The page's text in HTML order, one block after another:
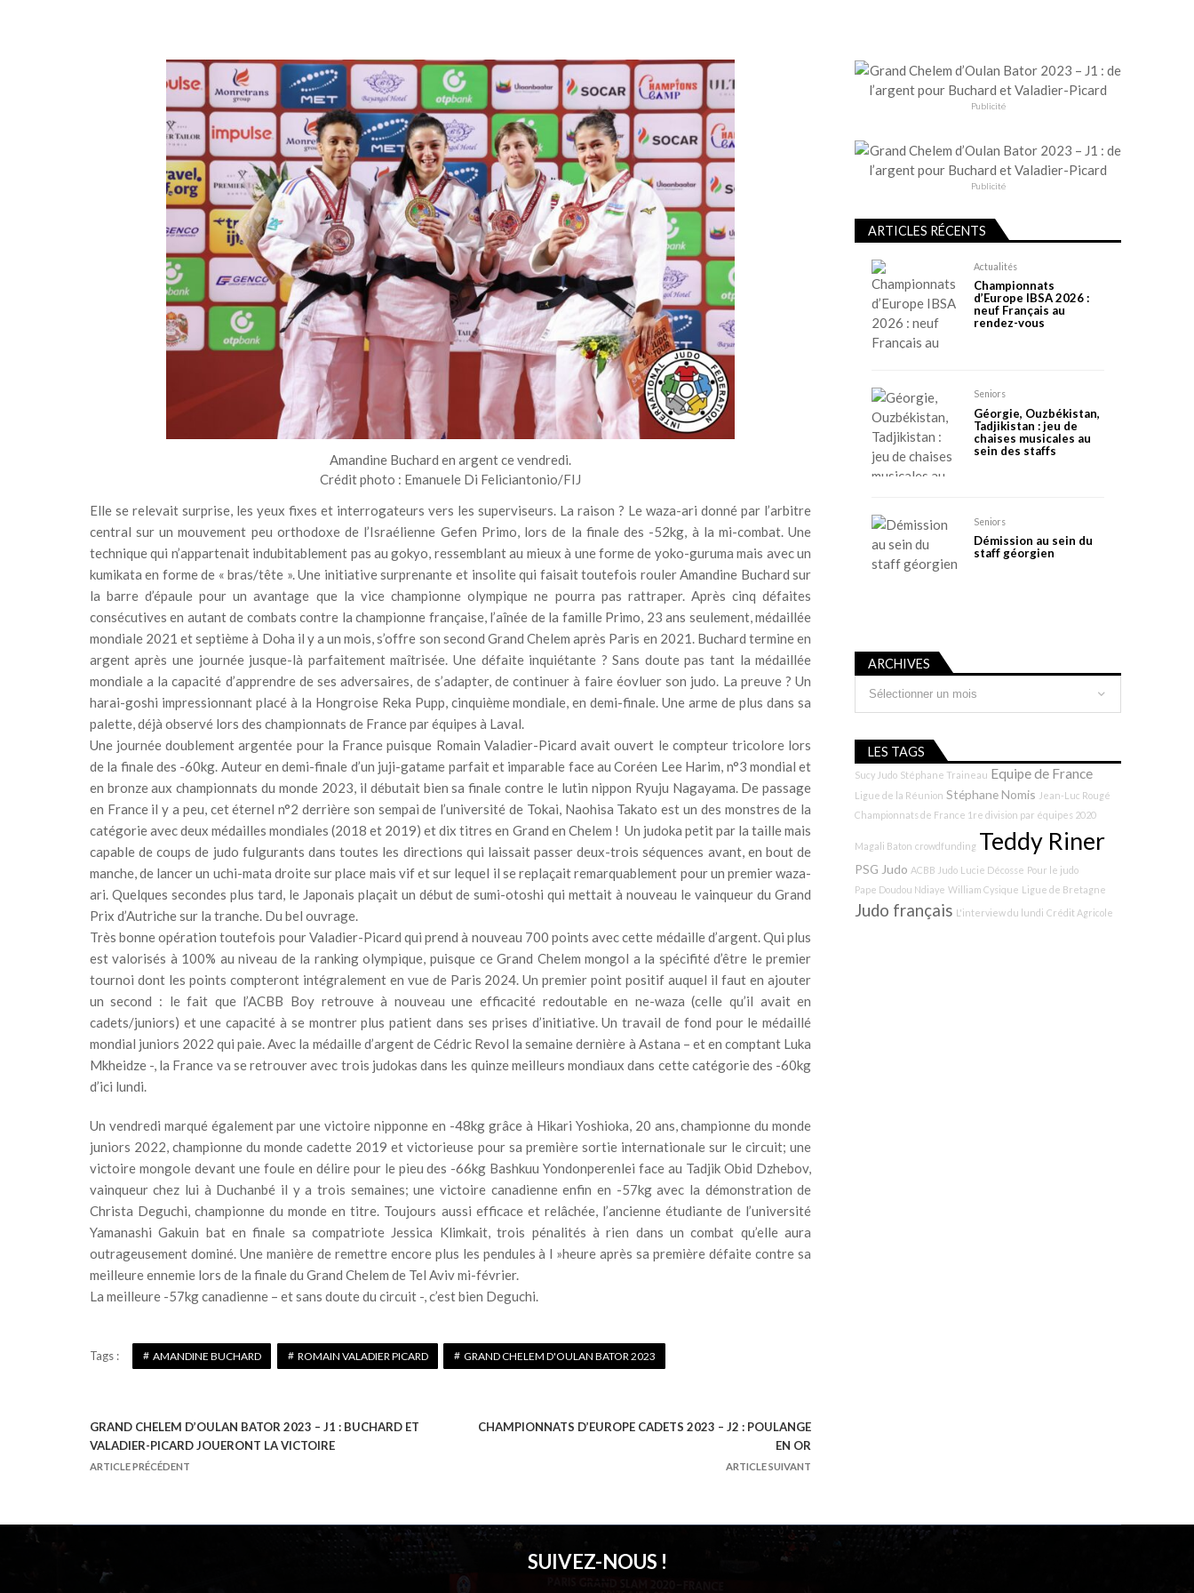
Amandine Buchard en argent ce vendredi.
Crédit photo : Emanuele Di Feliciantonio/FIJ
Elle se relevait surprise, les yeux fixes et interrogateurs vers les superviseurs. La raison ? Le waza-ari donné par l’arbitre
central sur un mouvement peu orthodoxe de l’Israélienne Gefen Primo, lors de la finale des -52kg, à la mi-combat. Une
technique qui n’appartenait indubitablement pas au gokyo, ressemblant au mieux à une forme de yoko-guruma mais avec un
kumikata en forme de « bras/tête ». Une initiative surprenante et insolite qui faisait toutefois rouler Amandine Buchard sur
la barre d’épaule pour un avantage que la vice championne olympique ne pourra pas rattraper. Après cinq défaites
consécutives en autant de combats contre la championne française, l’aînée de la famille Primo, 23 ans seulement, médaillée
mondiale 2021 et septième à Doha il y a un mois, s’offre son second Grand Chelem après Paris en 2021. Buchard termine en
argent après une journée jusque-là parfaitement maîtrisée. Une défaite inquiétante ? Sans doute pas tant la médaillée
mondiale a la capacité d’apprendre de ses adversaires, de s’adapter, de continuer à faire éovluer son judo. La preuve ? Un
harai-goshi impressionnant placé à la Hongroise Reka Pupp, cinquième mondiale, en demi-finale. Une arme de plus dans sa
palette, déjà observé lors des championnats de France par équipes à Laval.
Une journée doublement argentée pour la France puisque Romain Valadier-Picard avait ouvert le compteur tricolore lors
de la finale des -60kg. Auteur en demi-finale d’un juji-gatame parfait et imparable face au Coréen Lee Harim, n°3 mondial et
en bronze aux championnats du monde 2023, il débutait bien sa finale contre le lutin nippon Ryuju Nagayama. De passage
en France il y a peu, cet éternel n°2 derrière son sempai de l’université de Tokai, Naohisa Takato est un des monstres de la
catégorie avec deux médailles mondiales (2018 et 2019) et dix titres en Grand en Chelem ! Un judoka petit par la taille mais
capable de coups de judo fulgurants dans toutes les directions qui laissait passer deux-trois séquences avant, en bout de
manche, de lancer un uchi-mata droite sur place mais vif et sur lequel il se replaçait remarquablement pour un premier waza-
ari. Quelques secondes plus tard, le Japonais plaçait un début de sumi-otoshi qui mettait à nouveau le vainqueur du Grand
Prix d’Autriche sur la tranche. Du bel ouvrage.
Très bonne opération toutefois pour Valadier-Picard qui prend à nouveau 700 points avec cette médaille d’argent. Qui plus
est valorisés à 100% au niveau de la ranking olympique, puisque ce Grand Chelem mongol a la spécifité d’être le premier
tournoi dont les points compteront intégralement en vue de Paris 2024. Un premier point positif auquel il faut en ajouter
un second : le fait que l’ACBB Boy retrouve à nouveau une efficacité redoutable en ne-waza (celle qu’il avait en
cadets/juniors) et une capacité à se montrer plus patient dans ses prises d’initiative. Un travail de fond pour le médaillé
mondial juniors 2022 qui paie. Avec la médaille d’argent de Cédric Revol la semaine dernière à Astana – et en comptant Luka
Mkheidze -, la France va se retrouver avec trois judokas dans les quinze meilleurs mondiaux dans cette catégorie des -60kg
d’ici lundi.
Un vendredi marqué également par une victoire nipponne en -48kg grâce à Hikari Yoshioka, 20 ans, championne du monde
juniors 2022, championne du monde cadette 2019 et victorieuse pour sa première sortie internationale sur le circuit; une
victoire mongole devant une foule en délire pour le pieu des -66kg Bashkuu Yondonperenlei face au Tadjik Obid Dzhebov,
vainqueur chez lui à Duchanbé il y a trois semaines; une victoire canadienne enfin en -57kg avec la démonstration de
Christa Deguchi, championne du monde en titre. Toujours aussi efficace et relâchée, l’ancienne étudiante de l’université
Yamanashi Gakuin bat en finale sa compatriote Jessica Klimkait, trois pénalités à rien dans un combat qu’elle aura
outrageusement dominé. Une manière de remettre encore plus les pendules à l »heure après sa première défaite contre sa
meilleure ennemie lors de la finale du Grand Chelem de Tel Aviv mi-février.
La meilleure -57kg canadienne – et sans doute du circuit -, c’est bien Deguchi.
Tags : AMANDINE BUCHARD ROMAIN VALADIER PICARD GRAND CHELEM D'OULAN BATOR 2023
N
a
i
GRAND CHELEM D’OULAN BATOR 2023 – J1 : BUCHARD ET
VALADIER-PICARD JOUERONT LA VICTOIRE
ARTICLE PRÉCÉDENT
CHAMPIONNATS D’EUROPE CADETS 2023 – J2 : POULANGE
EN OR
ARTICLE SUIVANT
Publicité
Publicité
ARTICLES RÉCENTS
Actualités
Championnats
d’Europe IBSA 2026 :
neuf Français au
rendez-vous
Seniors
Géorgie, Ouzbékistan,
Tadjikistan : jeu de
chaises musicales au
sein des staffs
Seniors
Démission au sein du
staff géorgien
ARCHIVES
LES TAGS
Sucy Judo Stéphane Traineau Equipe de France
Ligue de la Réunion Stéphane Nomis Jean-Luc Rougé
Championnats de France 1re division par équipes 2020
Magali Baton crowdfunding Teddy Riner
PSG Judo ACBB Judo Lucie Décosse Pour le judo
Pape Doudou Ndiaye William Cysique Ligue de Bretagne
Judo français L'interview du lundi Crédit Agricole
SUIVEZ-NOUS !